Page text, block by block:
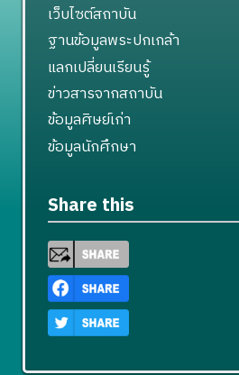
เว็บไซต์สถาบัน
ฐานข้อมูลพระปกเกล้า
แลกเปลี่ยนเรียนรู้
ข่าวสารจากสถาบัน
ข้อมูลศิษย์เก่า
ข้อมูลนักศึกษา
Share this